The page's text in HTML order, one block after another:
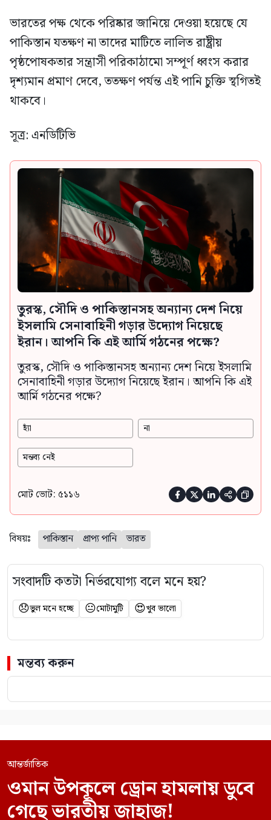
ভারতের পক্ষ থেকে পরিষ্কার জানিয়ে দেওয়া হয়েছে যে
পাকিস্তান যতক্ষণ না তাদের মাটিতে লালিত রাষ্ট্রীয়
পৃষ্ঠপোষকতার সন্ত্রাসী পরিকাঠামো সম্পূর্ণ ধ্বংস করার
দৃশ্যমান প্রমাণ দেবে, ততক্ষণ পর্যন্ত এই পানি চুক্তি স্থগিতই
থাকবে।
সূত্র: এনডিটিভি
তুরস্ক, সৌদি ও পাকিস্তানসহ অন্যান্য দেশ নিয়ে
ইসলামি সেনাবাহিনী গড়ার উদ্যোগ নিয়েছে
ইরান। আপনি কি এই আর্মি গঠনের পক্ষে?
তুরস্ক, সৌদি ও পাকিস্তানসহ অন্যান্য দেশ নিয়ে ইসলামি
সেনাবাহিনী গড়ার উদ্যোগ নিয়েছে ইরান। আপনি কি এই
আর্মি গঠনের পক্ষে?
হ্যাঁ না
মন্তব্য নেই
মোট ভোট: ৫১১৬     
বিষয়ঃ পাকিস্তান প্রাপ্য পানি ভারত
সংবাদটি কতটা নির্ভরযোগ্য বলে মনে হয়?
😞ভুল মনে হচ্ছে 😐মোটামুটি 😍খুব ভালো
মন্তব্য করুন
আন্তর্জাতিক
ওমান উপকূলে ড্রোন হামলায় ডুবে
গেছে ভারতীয় জাহাজ!